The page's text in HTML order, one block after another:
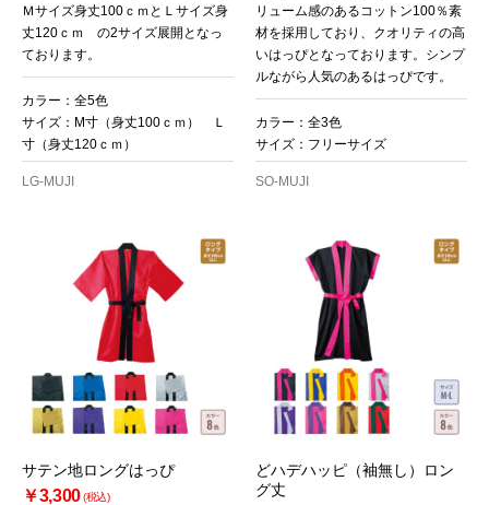
Ｍサイズ身丈100ｃｍとＬサイズ身
丈120ｃｍ の2サイズ展開となっ
ております。
カラー：全5色
サイズ：M寸（身丈100ｃｍ） Ｌ
寸（身丈120ｃｍ）
LG-MUJI
リューム感のあるコットン100％素
材を採用しており、クオリティの高
いはっぴとなっております。シンプ
ルながら人気のあるはっぴです。
カラー：全3色
サイズ：フリーサイズ
SO-MUJI
サテン地ロングはっぴ
￥3,300(税込)
どハデハッピ（袖無し）ロン
グ丈